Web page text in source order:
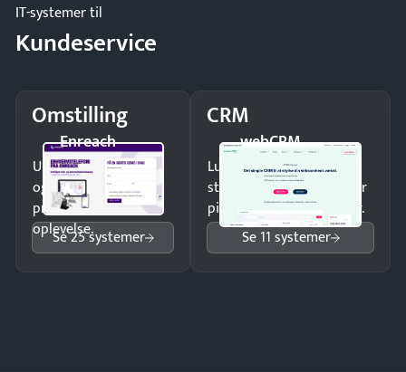
IT-systemer til
Kundeservice
Omstilling
Enreach
Undgå tabte opkald
og giv kunderne en
professionel
oplevelse.
Se 25 systemer
CRM
webCRM
Luk flere salg med et
struktureret overblik over
pipeline og opfølgninger.
Se 11 systemer